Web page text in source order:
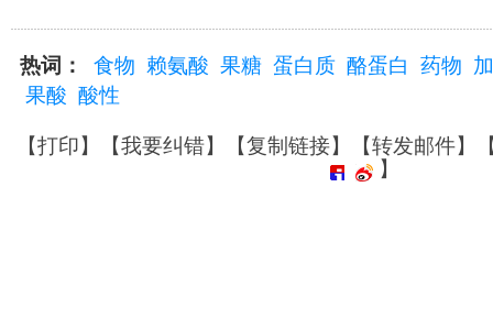
热词： 食物 赖氨酸 果糖 蛋白质 酪蛋白 药物
果酸 酸性
【打印】【我要纠错】【复制链接】【转发邮件】
】